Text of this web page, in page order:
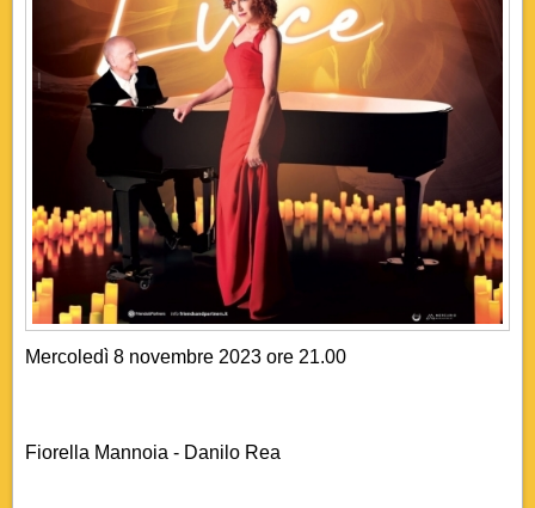
Mercoledì 8 novembre 2023 ore 21.00
Fiorella Mannoia - Danilo Rea